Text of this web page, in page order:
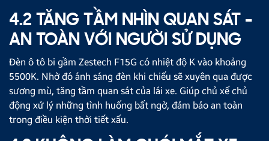
4.2 TĂNG TẦM NHÌN QUAN SÁT -
AN TOÀN VỚI NGƯỜI SỬ DỤNG
Đèn ô tô bi gầm Zestech F15G có nhiệt độ K vào khoảng
5500K. Nhờ đó ánh sáng đèn khi chiếu sẽ xuyên qua được
sương mù, tăng tầm quan sát của lái xe. Giúp chủ xế chủ
động xử lý những tình huống bất ngờ, đảm bảo an toàn
trong điều kiện thời tiết xấu.